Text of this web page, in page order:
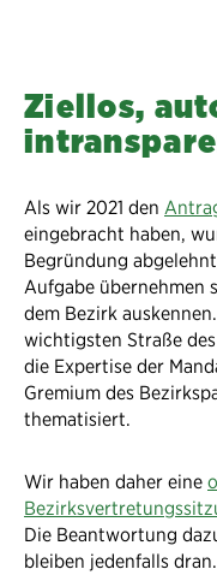
Ziellos,
Als wir 2021 den
eingebracht haben,
Begründung
Aufgabe übernehmen
dem Bezirk
wichtigsten Straße
die Expertise der
Gremium des
thematisiert.
Wir haben daher eine
Die Beantwortung
bleiben jedenfalls dran.